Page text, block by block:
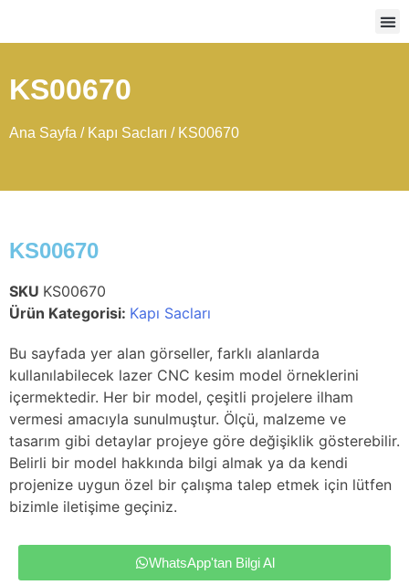
KS00670
Ana Sayfa / Kapı Sacları / KS00670
KS00670
SKU KS00670
Ürün Kategorisi: Kapı Sacları
Bu sayfada yer alan görseller, farklı alanlarda
kullanılabilecek lazer CNC kesim model örneklerini
içermektedir. Her bir model, çeşitli projelere ilham
vermesi amacıyla sunulmuştur. Ölçü, malzeme ve
tasarım gibi detaylar projeye göre değişiklik gösterebilir.
Belirli bir model hakkında bilgi almak ya da kendi
projenize uygun özel bir çalışma talep etmek için lütfen
bizimle iletişime geçiniz.
WhatsApp'tan Bilgi Al